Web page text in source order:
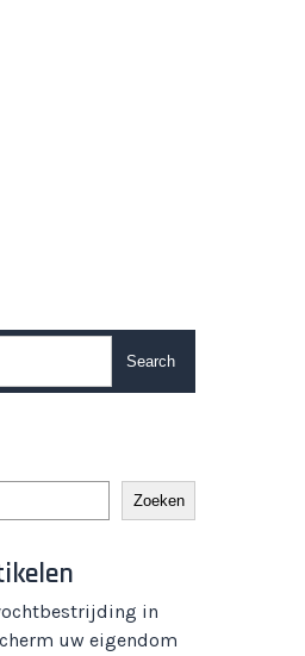
Zoeken
in
uw eigendom